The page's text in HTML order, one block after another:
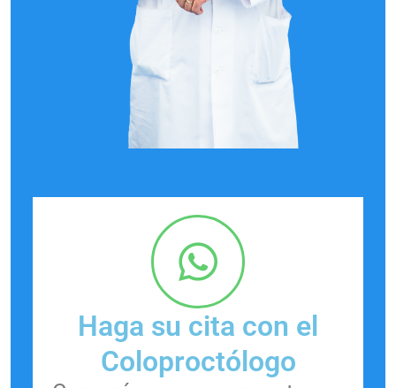
Haga su cita con el
Coloproctólogo